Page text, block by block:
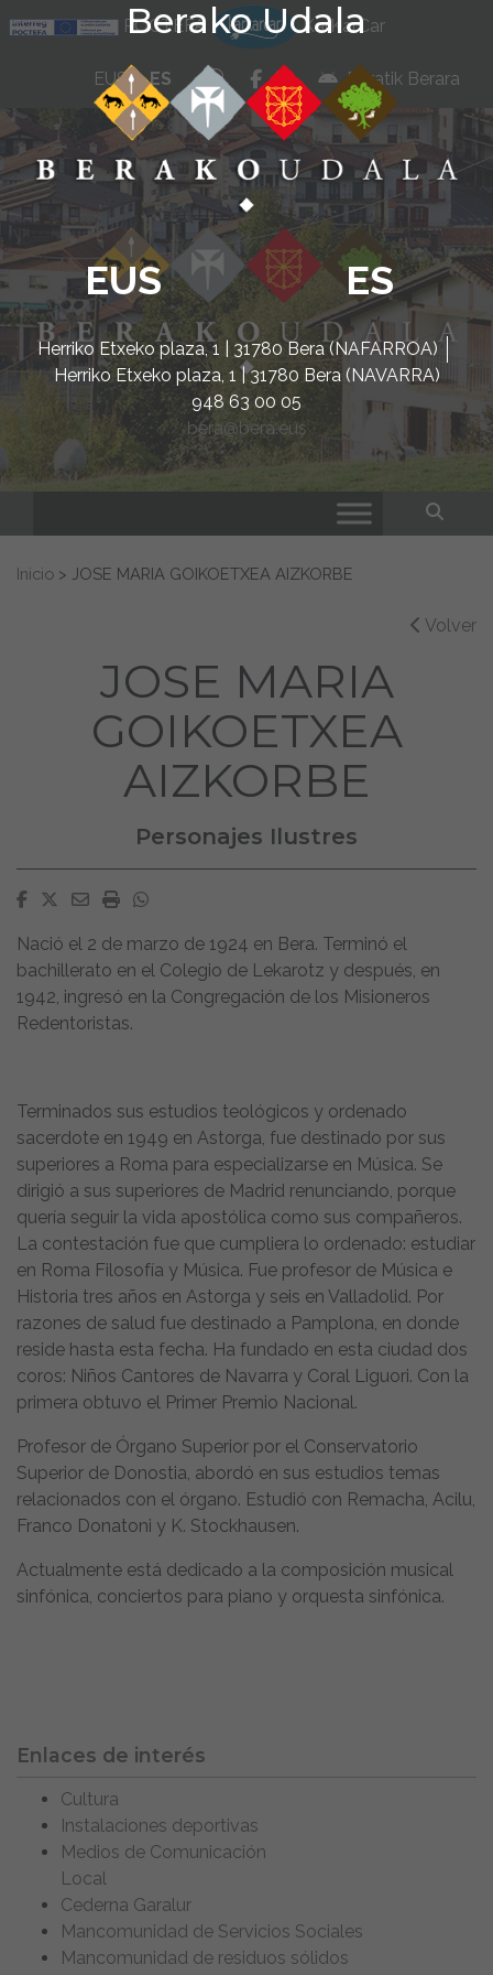
Berako Udala
EUS ES
Herriko Etxeko plaza, 1 | 31780 Bera (NAFARROA)
Herriko Etxeko plaza, 1 | 31780 Bera (NAVARRA)
948 63 00 05
bera@bera.eus
POCTEFA KarKarCar
EUS ES whatsapp
facebook
instagram
Beratik Berara
Buscar:
Inicio > JOSE MARIA GOIKOETXEA AIZKORBE
Volver
JOSE MARIA
GOIKOETXEA
AIZKORBE
Personajes Ilustres
Facebook
Twitter
EmailImprimirWhatsapp
Nació el 2 de marzo de 1924 en Bera. Terminó el
bachillerato en el Colegio de Lekarotz y después, en
1942, ingresó en la Congregación de los Misioneros
Redentoristas.
Terminados sus estudios teológicos y ordenado
sacerdote en 1949 en Astorga, fue destinado por sus
superiores a Roma para especializarse en Música. Se
dirigió a sus superiores de Madrid renunciando, porque
quería seguir la vida apostólica como sus compañeros.
La contestación fue que cumpliera lo ordenado: estudiar
en Roma Filosofía y Música. Fue profesor de Música e
Historia tres años en Astorga y seis en Valladolid. Por
razones de salud fue destinado a Pamplona, en donde
reside hasta esta fecha. Ha fundado en esta ciudad dos
coros: Niños Cantores de Navarra y Coral Liguori. Con la
primera obtuvo el Primer Premio Nacional.
Profesor de Órgano Superior por el Conservatorio
Superior de Donostia, abordó en sus estudios temas
relacionados con el órgano. Estudió con Remacha, Acilu,
Franco Donatoni y K. Stockhausen.
Actualmente está dedicado a la composición musical
sinfónica, conciertos para piano y orquesta sinfónica.
Enlaces de interés
Cultura
Instalaciones deportivas
Medios de Comunicación
Local
Cederna Garalur
Mancomunidad de Servicios Sociales
Mancomunidad de residuos sólidos